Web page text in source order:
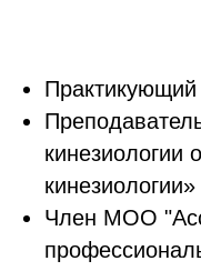
Практикующий
кинезиологии
Член МОО